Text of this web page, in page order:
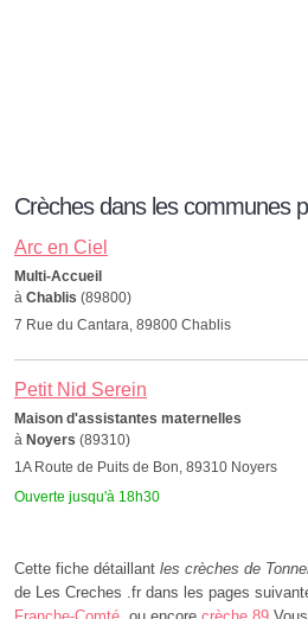
Crèches dans les communes
Arc en Ciel
Multi-Accueil
à Chablis (89800)
7 Rue du Cantara, 89800 Chablis
Petit Nid Serein
Maison d'assistantes maternelles
à Noyers (89310)
1A Route de Puits de Bon, 89310 Noyers
Ouverte jusqu'à 18h30
Cette fiche détaillant les crèches de
de Les Creches .fr dans les pages